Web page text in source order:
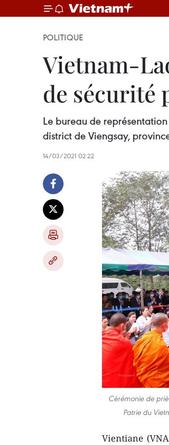
POLITIQUE
Vietnam-
de sécurité
Le bureau de
district de Viengsay,
14/03/2021 02:22
Cérémonie de
Patrie du
Vientiane